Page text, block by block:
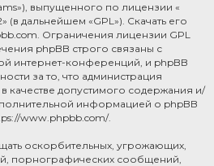
выпущенного по лицензии «
» (в дальнейшем «GPL»). Скачать его
. Ограничения лицензии GPL
phpBB строго связаны с
интернет-конференций, и phpBB
за то, что администрация
качестве допустимого содержания и/
информацией о phpBB
www.phpbb.com/.
оскорбительных, угрожающих,
порнографических сообщений,